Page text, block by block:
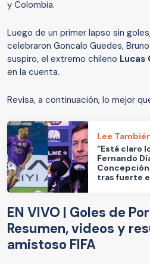
y Colombia.
Luego de un primer lapso sin
celebraron Goncalo Guedes,
suspiro, el extremo chileno Lucas
en la cuenta.
Revisa, a continuación, lo mejor
Lee
“Está claro
Fernando
tras fuerte
EN VIVO | Goles de
Resumen, videos y
amistoso FIFA